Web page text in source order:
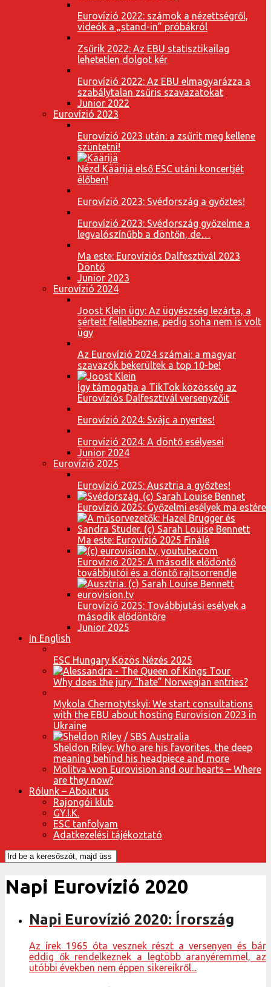
Eurovízió 2022: számok a nézettségről,
videók a „stand-in” próbákról
Zsűrik 2022: Az EBU statisztikailag
lehetetlen dolgot kér
Eurovízió 2022: Az EBU elmagyarázza a
szabálytalan zsűris szavazatokat
Junior 2022
Eurovízió 2023
Eurovízió 2023 után: a zsűrit meg kellene
szüntetni!
Nézd Käärijä első ESC utáni koncertjét
élőben!
Eurovízió 2023: Svédország a győztes!
Eurovízió 2023: Svédország győzelme a
legvalószínűbb a döntőn, de…
Ma este: Eurovíziós Dalfesztivál 2023
Döntő
Junior 2023
Eurovízió 2024
Joost Klein ügy: Az ügyészség lezárta, a
sértett fellebbezne, pedig soha nem is volt
ügy
Az Eurovízió 2024 számai: a magyar
szavazók bekerültek a top 10-be!
Így támogatja a TikTok közösség az
Eurovíziós Dalfesztivál versenyzőit
Eurovízió 2024: Svájc a nyertes!
Eurovízió 2024: A döntő esélyesei
Junior 2024
Eurovízió 2025
Eurovízió 2025: Ausztria a győztes!
Eurovízió 2025: Győzelmi esélyek ma estére
Ma este: Eurovízió 2025 Finálé
Eurovízió 2025: A második elődöntő
továbbjutói és a döntő rajtsorrendje
Eurovízió 2025: Továbbjutási esélyek a
második elődöntőre
Junior 2025
In English
ESC Hungary Közös Nézés 2025
Why does the jury “hate” Norwegian entries?
Mykola Chernotytskyi: We start consultations
with the EBU about hosting Eurovision 2023 in
Ukraine
Sheldon Riley: Who are his favorites, the deep
meaning behind his headpiece and more
Molitva won Eurovision and our hearts – Where
are they now?
Rólunk – About us
Rajongói klub
GY.I.K.
ESC tanfolyam
Adatkezelési tájékoztató
Napi Eurovízió 2020
Napi Eurovízió 2020: Írország
Az írek 1965 óta vesznek részt a versenyen és bár
eddig ők rendelkeznek a legtöbb aranyéremmel, az
utóbbi években nem éppen sikereikről...